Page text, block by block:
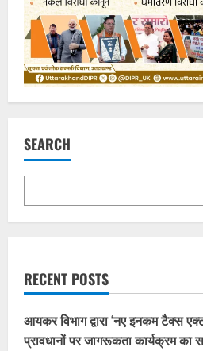
SEARCH
RECENT POSTS
आयकर विभाग द्वारा ‘नए इनकम टैक्स
प्रावधानों पर जागरूकता कार्यक्रम